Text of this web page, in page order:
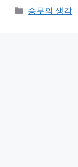
카
승무의 생각